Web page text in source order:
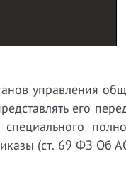
управления
его
(ст. 69 ФЗ Об